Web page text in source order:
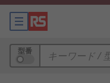
型番